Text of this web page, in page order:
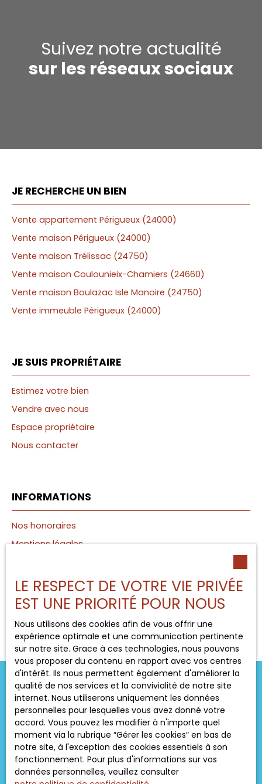
Suivez notre actualité
sur les réseaux sociaux
JE RECHERCHE UN BIEN
Vente appartement Périgueux (24000)
Vente maison Périgueux (24000)
Vente maison Trélissac (24750)
Vente maison Coulounieix-Chamiers (24660)
Vente maison Boulazac Isle Manoire (24750)
Vente immeuble Périgueux (24000)
JE SUIS PROPRIÉTAIRE
Estimez votre bien
Vendre avec nous
Espace propriétaire
Nous contacter
INFORMATIONS
Nos honoraires
Mentions légales
Plan du site
Gérer les cookies
+33 5 53 09 53 60
3 rue Taillefer
24000 Périgueux
LE RESPECT DE VOTRE VIE PRIVÉE
EST UNE PRIORITÉ POUR NOUS
Nous utilisons des cookies afin de vous offrir une
expérience optimale et une communication pertinente
sur notre site. Grace à ces technologies, nous pouvons
vous proposer du contenu en rapport avec vos centres
d'intérêt. Ils nous permettent également d'améliorer la
qualité de nos services et la convivialité de notre site
internet. Nous utiliserons uniquement les données
personnelles pour lesquelles vous avez donné votre
accord. Vous pouvez les modifier à n'importe quel
moment via la rubrique ″Gérer les cookies″ en bas de
notre site, à l'exception des cookies essentiels à son
fonctionnement. Pour plus d'informations sur vos
données personnelles, veuillez consulter